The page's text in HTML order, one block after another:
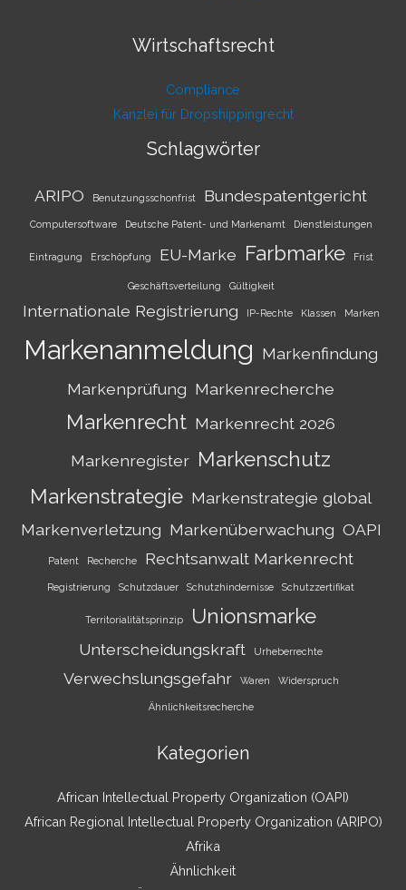
Wirtschaftsrecht
Compliance
Kanzlei für Dropshippingrecht
Schlagwörter
ARIPO Benutzungsschonfrist Bundespatentgericht
Computersoftware Deutsche Patent- und Markenamt Dienstleistungen
Eintragung Erschöpfung EU-Marke Farbmarke Frist
Geschäftsverteilung Gültigkeit
Internationale Registrierung IP-Rechte Klassen Marken
Markenanmeldung Markenfindung
Markenprüfung Markenrecherche
Markenrecht Markenrecht 2026
Markenregister Markenschutz
Markenstrategie Markenstrategie global
Markenverletzung Markenüberwachung OAPI
Patent Recherche Rechtsanwalt Markenrecht
Registrierung Schutzdauer Schutzhindernisse Schutzzertifikat
Territorialitätsprinzip Unionsmarke
Unterscheidungskraft Urheberrechte
Verwechslungsgefahr Waren Widerspruch
Ähnlichkeitsrecherche
Kategorien
African Intellectual Property Organization (OAPI)
African Regional Intellectual Property Organization (ARIPO)
Afrika
Ähnlichkeit